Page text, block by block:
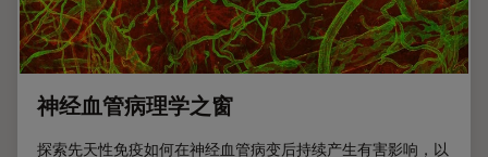
神经血管病理学之窗
探索先天性免疫如何在神经血管病变后持续产生有害影响，以